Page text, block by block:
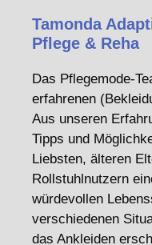
Tamonda
Pflege & Reha
Das Pflegemode-
erfahrenen
Aus unseren
Tipps und
Liebsten, älteren
Rollstuhlnutzern
würdevollen
verschiedenen
das Ankleiden